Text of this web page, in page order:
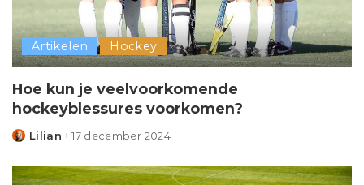
Artikelen Hockey
Hoe kun je veelvoorkomende
hockeyblessures voorkomen?
Posted
Lilian 17 december 2024